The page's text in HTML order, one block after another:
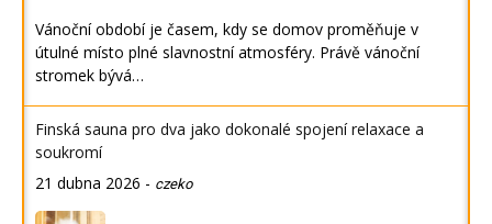
Vánoční období je časem, kdy se domov proměňuje v
útulné místo plné slavnostní atmosféry. Právě vánoční
stromek bývá…
Finská sauna pro dva jako dokonalé spojení relaxace a
soukromí
21 dubna 2026 - czeko